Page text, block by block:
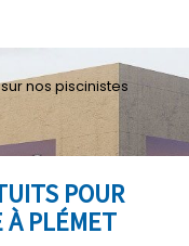
POUR
À PLÉMET
nos piscinistes